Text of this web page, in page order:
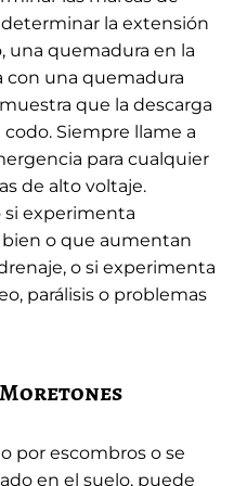
la extensión
una quemadura en la
con una quemadura
que la descarga
Siempre llame a
para cualquier
de alto voltaje.
si experimenta
o que aumentan
o si experimenta
parálisis o problemas
por escombros o se
en el suelo, puede